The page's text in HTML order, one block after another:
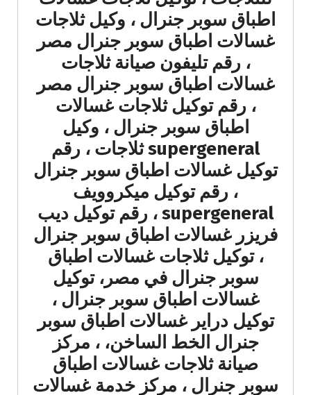
اطباق سوبر جنرال ، وكيل ثلاجات
غسالات اطباق سوبر جنرال مصر
، رقم تليفون صيانة ثلاجات
غسالات اطباق سوبر جنرال مصر
، رقم توكيل ثلاجات غسالات
اطباق سوبر جنرال ، وكيل
supergeneral ثلاجات ، رقم
توكيل غسالات اطباق سوبر جنرال
، رقم توكيل ميكروويف
supergeneral ، رقم توكيل ديب
فريزر غسالات اطباق سوبر جنرال
، توكيل ثلاجات غسالات اطباق
سوبر جنرال في مصر، توكيل
غسالات اطباق سوبر جنرال ،
توكيل دراير غسالات اطباق سوبر
جنرال الخط الساخن، ، مركز
صيانة ثلاجات غسالات اطباق
سوبر جنرال ، مركز خدمة غسالات